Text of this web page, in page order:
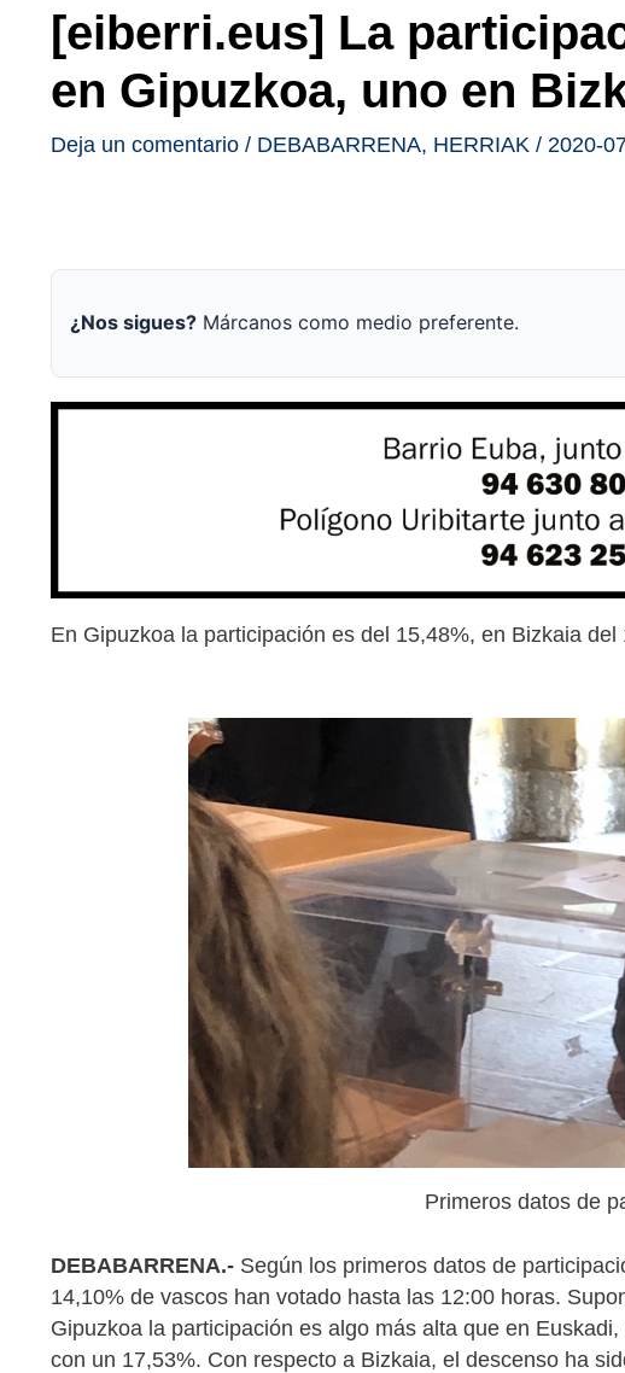
[eiberri.eus] La
en Gipuzkoa, uno en
Deja un comentario / DEBABARRENA, HERRIAK / 2020-
¿Nos sigues? Márcanos como medio preferente.
En Gipuzkoa la participación es del 15,48%, en Bizkaia del
Primeros datos de
DEBABARRENA.- Según los primeros datos de
14,10% de vascos han votado hasta las 12:00 horas.
Gipuzkoa la participación es algo más alta que en
con un 17,53%. Con respecto a Bizkaia, el descenso ha